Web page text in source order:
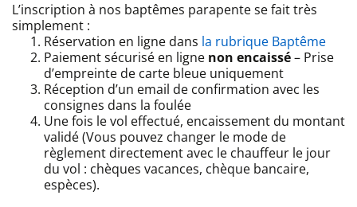
L’inscription à nos baptêmes parapente se fait très
simplement :
Réservation en ligne dans la rubrique Baptême
Paiement sécurisé en ligne non encaissé– Prise
d’empreinte de carte bleue uniquement
Réception d’un email de confirmation avec les
consignes dans la foulée
Une fois le vol effectué, encaissement du montant
validé (Vous pouvez changer le mode de
règlement directement avec le chauffeur le jour
du vol : chèques vacances, chèque bancaire,
espèces).